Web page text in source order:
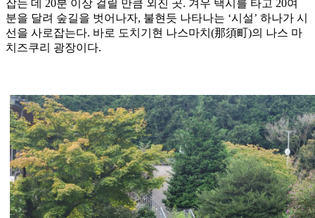
잡는 데 20분 이상 걸릴 만큼 외진 곳. 겨우 택시를 타고 20여
분을 달려 숲길을 벗어나자, 불현듯 나타나는 ‘시설’ 하나가 시
선을 사로잡는다. 바로 도치기현 나스마치(那須町)의 나스 마
치즈쿠리 광장이다.